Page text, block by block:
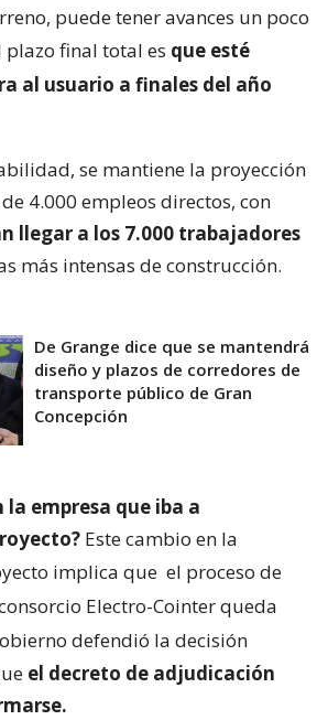
puede tener avances un poco
plazo final total es que esté
al usuario a finales del año
se mantiene la proyección
4.000 empleos directos, con
llegar a los 7.000 trabajadores
más intensas de construcción.
De Grange dice que se mantendrá
diseño y plazos de corredores de
transporte público de Gran
Concepción
la empresa que iba a
Este cambio en la
implica que el proceso de
Electro-Cointer queda
defendió la decisión
el decreto de adjudicación